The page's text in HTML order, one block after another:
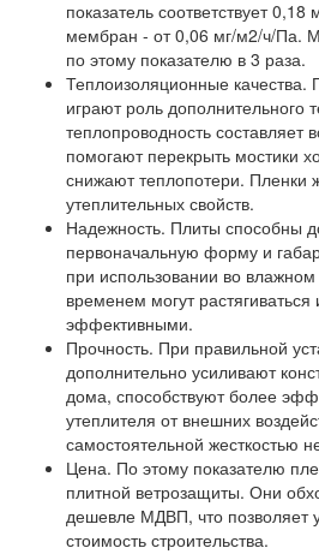
показатель соответствует
мембран - от 0,06 мг/м2/ч/Па.
по этому показателю в 3 раза.
Теплоизоляционные
играют роль дополнительного
теплопроводность составляет
помогают перекрыть мостики
снижают теплопотери. Пленки
утеплительных свойств.
Надежность. Плиты способны
первоначальную форму и
при использовании во
временем могут
эффективными.
Прочность. При правильной
дополнительно усиливают
дома, способствуют более
утеплителя от внешних
самостоятельной жесткостью
Цена. По этому показателю
плитной ветрозащиты. Они
дешевле МДВП, что позволяет
стоимость строительства.